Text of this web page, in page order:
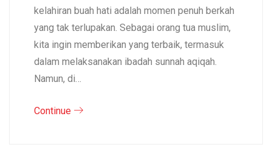
kelahiran buah hati adalah momen penuh berkah
yang tak terlupakan. Sebagai orang tua muslim,
kita ingin memberikan yang terbaik, termasuk
dalam melaksanakan ibadah sunnah aqiqah.
Namun, di…
Continue